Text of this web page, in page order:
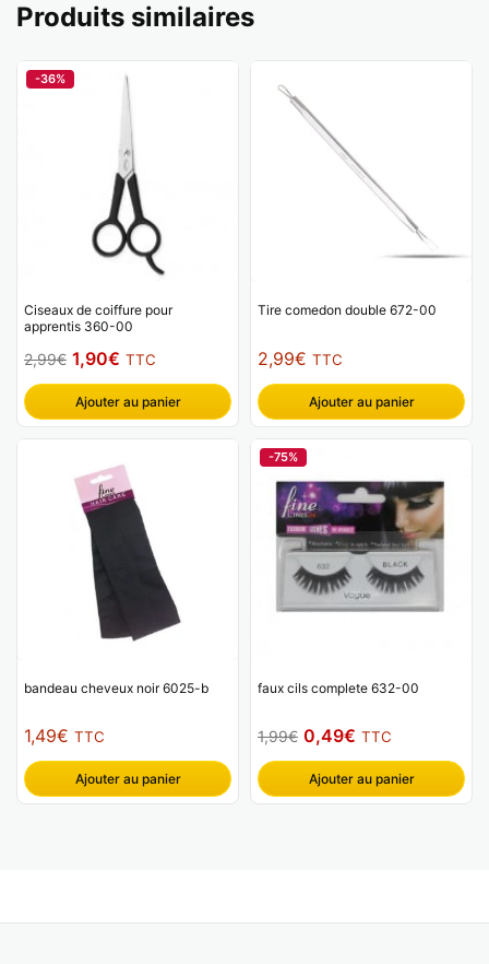
Produits similaires
-36%
Ciseaux de coiffure pour
apprentis 360-00
2,99€ Le
prix
initial
était :
2,99€.
1,90€ Le
prix
actuel
est :
1,90€.
TTC
Ajouter au panier
Tire comedon double 672-00
2,99€ TTC
Ajouter au panier
bandeau cheveux noir 6025-b
1,49€ TTC
Ajouter au panier
-75%
faux cils complete 632-00
1,99€ Le
prix
initial
0,49€ Le
prix
actuel
TTC
Ajouter au panier